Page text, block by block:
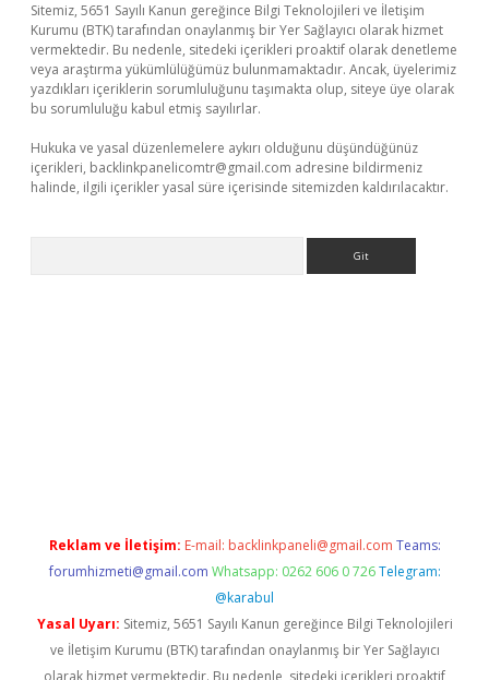
Sitemiz, 5651 Sayılı Kanun gereğince Bilgi Teknolojileri ve İletişim
Kurumu (BTK) tarafından onaylanmış bir Yer Sağlayıcı olarak hizmet
vermektedir. Bu nedenle, sitedeki içerikleri proaktif olarak denetleme
veya araştırma yükümlülüğümüz bulunmamaktadır. Ancak, üyelerimiz
yazdıkları içeriklerin sorumluluğunu taşımakta olup, siteye üye olarak
bu sorumluluğu kabul etmiş sayılırlar.
Hukuka ve yasal düzenlemelere aykırı olduğunu düşündüğünüz
içerikleri, backlinkpanelicomtr@gmail.com adresine bildirmeniz
halinde, ilgili içerikler yasal süre içerisinde sitemizden kaldırılacaktır.
Reklam ve İletişim: E-mail: backlinkpaneli@gmail.com Teams:
forumhizmeti@gmail.com Whatsapp: 0262 606 0 726 Telegram:
@karabul
Yasal Uyarı: Sitemiz, 5651 Sayılı Kanun gereğince Bilgi Teknolojileri
ve İletişim Kurumu (BTK) tarafından onaylanmış bir Yer Sağlayıcı
olarak hizmet vermektedir. Bu nedenle, sitedeki içerikleri proaktif